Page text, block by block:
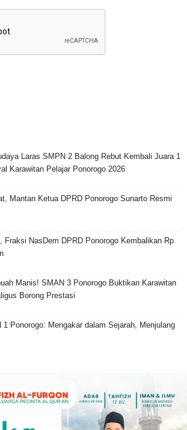
Laras SMPN 2 Balong Rebut Kembali Juara 1
Karawitan Pelajar Ponorogo 2026
Mantan Ketua DPRD Ponorogo Sunarto Resmi
Fraksi NasDem DPRD Ponorogo Kembalikan Rp
Manis! SMAN 3 Ponorogo Buktikan Karawitan
Borong Prestasi
1 Ponorogo: Mengakar dalam Sejarah, Menjulang